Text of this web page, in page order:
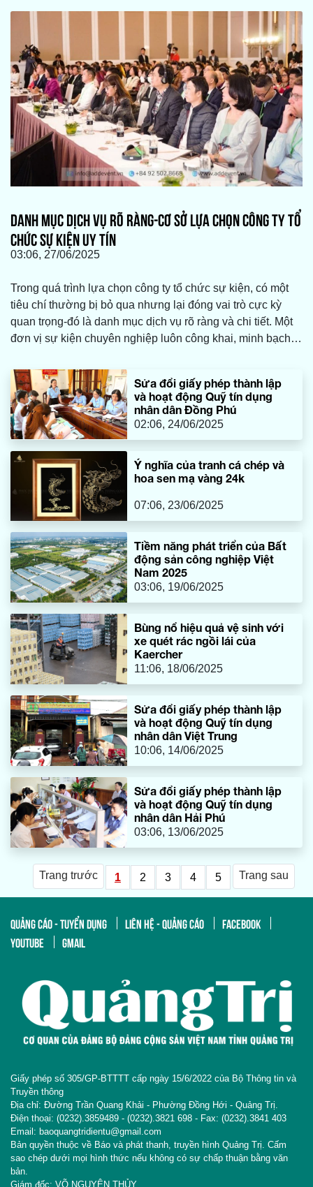
DANH MỤC DỊCH VỤ RÕ RÀNG-CƠ SỞ LỰA CHỌN CÔNG TY TỔ
CHỨC SỰ KIỆN UY TÍN
03:06, 27/06/2025
Trong quá trình lựa chọn công ty tổ chức sự kiện, có một
tiêu chí thường bị bỏ qua nhưng lại đóng vai trò cực kỳ
quan trọng-đó là danh mục dịch vụ rõ ràng và chi tiết. Một
đơn vị sự kiện chuyên nghiệp luôn công khai, minh bạch
giá năng lực thực tế, phù hợp với nhu cầu và ngân sách
của mình.
Sửa đổi giấy phép thành lập
và hoạt động Quỹ tín dụng
nhân dân Đồng Phú
02:06, 24/06/2025
Ý nghĩa của tranh cá chép và
hoa sen mạ vàng 24k
07:06, 23/06/2025
Tiềm năng phát triển của Bất
động sản công nghiệp Việt
Nam 2025
03:06, 19/06/2025
Bùng nổ hiệu quả vệ sinh với
xe quét rác ngồi lái của
Kaercher
11:06, 18/06/2025
Sửa đổi giấy phép thành lập
và hoạt động Quỹ tín dụng
nhân dân Việt Trung
10:06, 14/06/2025
Sửa đổi giấy phép thành lập
và hoạt động Quỹ tín dụng
nhân dân Hải Phú
03:06, 13/06/2025
Trang trước 1 2 3 4 5 Trang sau
QUẢNG CÁO - TUYỂN DỤNG LIÊN HỆ - QUẢNG CÁO
FACEBOOK
YOUTUBE
GMAIL
Giấy phép số 305/GP-BTTTT cấp ngày 15/6/2022 của Bộ Thông tin và
Truyền thông
Địa chỉ: Đường Trần Quang Khải - Phường Đồng Hới - Quảng Trị.
Điện thoại: (0232).3859489 - (0232).3821 698 - Fax: (0232).3841 403
Email: baoquangtridientu@gmail.com
Bản quyền thuộc về Báo và phát thanh, truyền hình Quảng Trị. Cấm
sao chép dưới mọi hình thức nếu không có sự chấp thuận bằng văn
bản.
Giám đốc: VÕ NGUYÊN THỦY